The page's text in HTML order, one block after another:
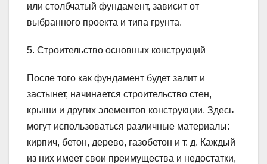
или столбчатый фундамент, зависит от
выбранного проекта и типа грунта.
5. Строительство основных конструкций
После того как фундамент будет залит и
застынет, начинается строительство стен,
крыши и других элементов конструкции. Здесь
могут использоваться различные материалы:
кирпич, бетон, дерево, газобетон и т. д. Каждый
из них имеет свои преимущества и недостатки,